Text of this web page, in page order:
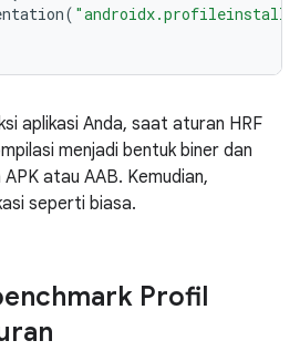
(
aplikasi Anda, saat aturan HRF
menjadi bentuk biner dan
atau AAB. Kemudian,
seperti biasa.
Profil